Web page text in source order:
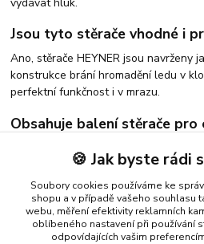
Jsou tyto stěrače vhodné i
Ano, stěrače HEYNER jsou navrženy
konstrukce brání hromadění ledu v
perfektní funkčnost i v mrazu.
Obsahuje balení stěrače
pro čelní sklo, tedy pro stranu řidiče i
rozměrů daného modelu Toyota.
🍪 Jak byste rádi
Soubory cookies používáme ke
shopu a v případě vašeho souhlasu
webu, měření efektivity reklamních
oblíbeného nastavení při používání
odpovídajících vašim